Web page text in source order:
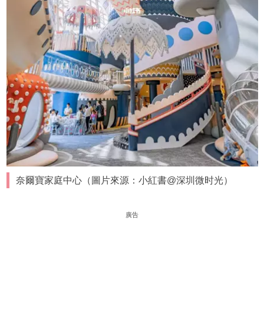
奈爾寶家庭中心（圖片來源：小紅書@深圳微时光）
廣告